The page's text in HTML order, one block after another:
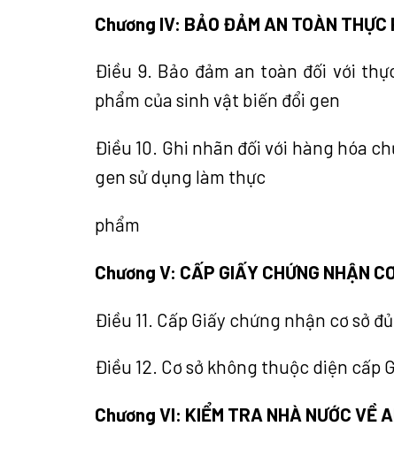
Chương IV: BẢO ĐẢM AN TOÀN THỰC
Điều 9. Bảo đảm an toàn đối với
phẩm của sinh vật biến đổi gen
Điều 10. Ghi nhãn đối với hàng hóa
gen sử dụng làm thực
phẩm
Chương V: CẤP GIẤY CHỨNG NHẬN
Điều 11. Cấp Giấy chứng nhận cơ sở
Điều 12. Cơ sở không thuộc diện cấp
Chương VI: KIỂM TRA NHÀ NƯỚC VỀ